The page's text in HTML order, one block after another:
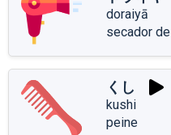
doraiyā
secador
くし
kushi
peine